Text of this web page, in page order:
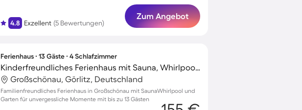
4.8 Exzellent (5 Bewertungen)
Zum Angebot
Ferienhaus ∙ 13 Gäste ∙ 4 Schlafzimmer
Kinderfreundliches Ferienhaus mit Sauna, Whirlpool und Grill | Naturblick | Haustierfreundlich
Großschönau, Görlitz, Deutschland
Familienfreundliches Ferienhaus in Großschönau mit SaunaWhirlpool und
Garten für unvergessliche Momente mit bis zu 13 Gästen